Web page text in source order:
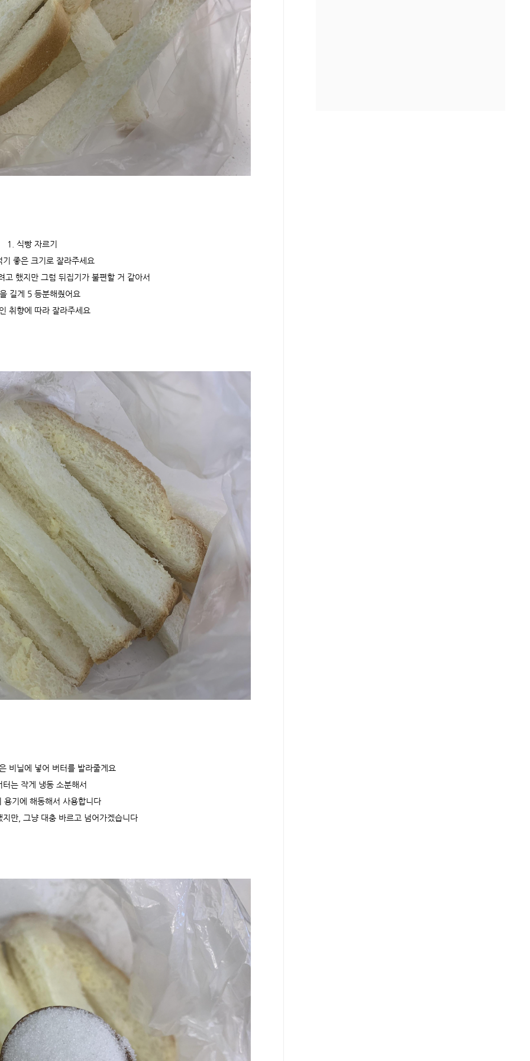
1. 식빵 자르기
기 좋은 크기로 잘라주세요
고 했지만 그럼 뒤집기가 불편할 거 같아서
길게 5 등분해줬어요
취향에 따라 잘라주세요
비닐에 넣어 버터를 발라줄게요
터는 작게 냉동 소분해서
용기에 해동해서 사용합니다
만, 그냥 대충 바르고 넘어가겠습니다